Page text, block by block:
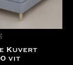
Kuvert
vit